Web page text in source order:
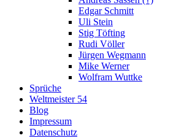
Edgar Schmitt
Uli Stein
Stig Töfting
Rudi Völler
Jürgen Wegmann
Mike Werner
Wolfram Wuttke
Sprüche
Weltmeister 54
Blog
Impressum
Datenschutz